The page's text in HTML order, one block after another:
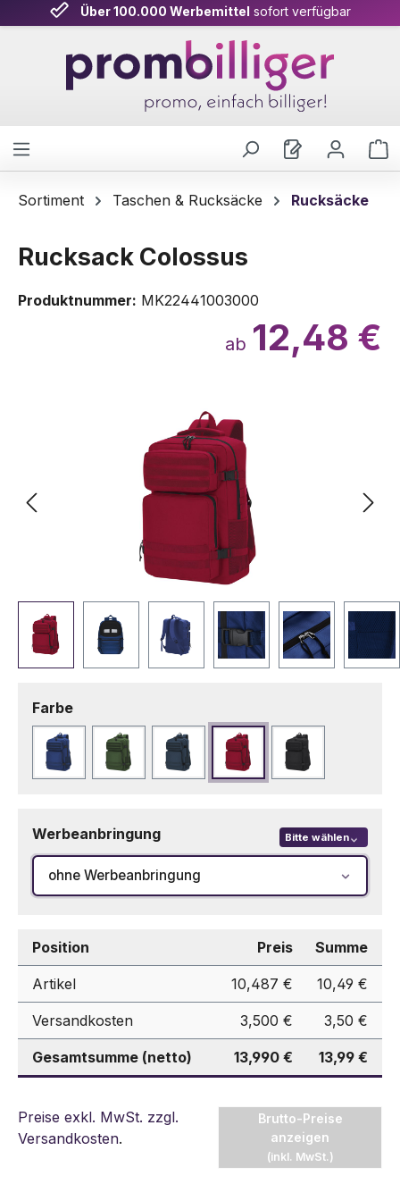
Zum Hauptinhalt springen
Über 100.000 Werbemittel sofort verfügbar
Sortiment Taschen & Rucksäcke Rucksäcke
Rucksack Colossus
Produktnummer: MK22441003000
ab 12,48 €
Farbeauswählen
Blau DunkelgrünMarineblau
Rot Schwarz
Werbeanbringung Bitte wählen
ohne Werbeanbringung
Position Preis Summe
Artikel 10,487 € 10,49 €
Versandkosten 3,500 € 3,50 €
Gesamtsumme (netto) 13,990 € 13,99 €
Preise exkl. MwSt. zzgl.
Versandkosten.
Brutto-Preise
anzeigen
(inkl. MwSt.)